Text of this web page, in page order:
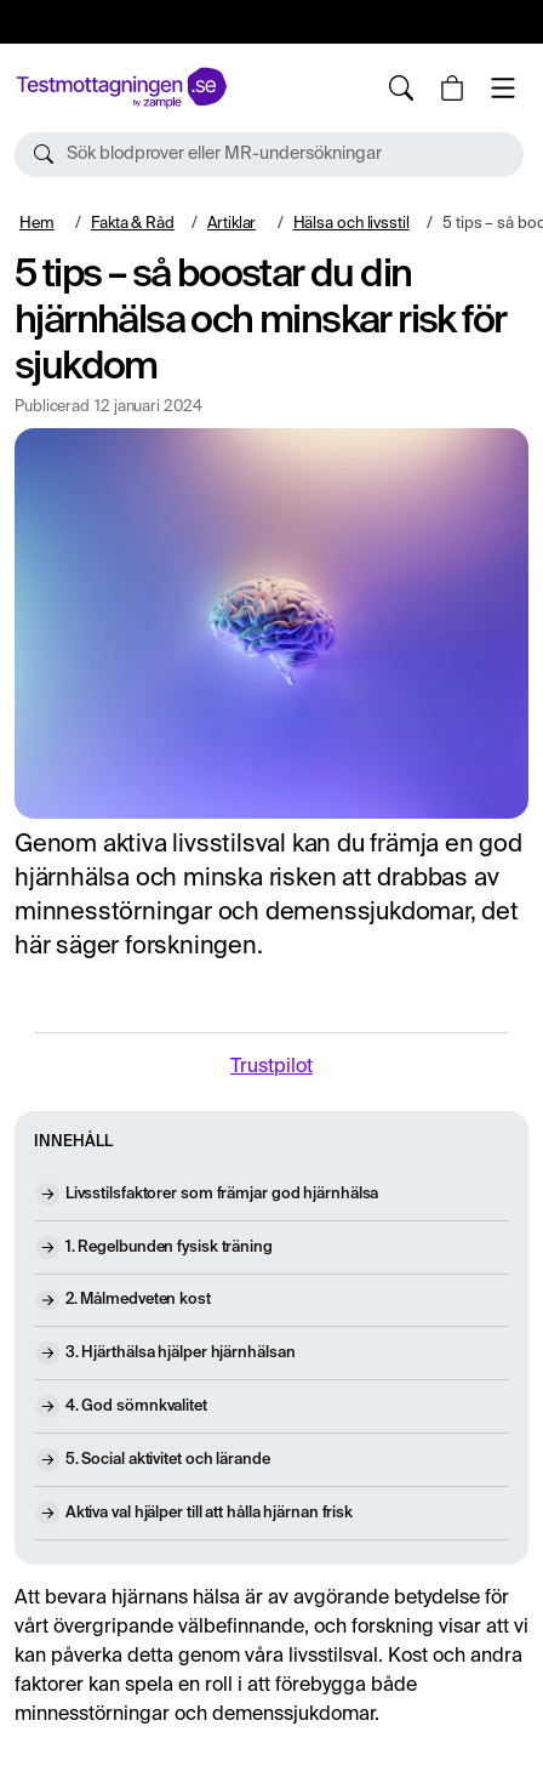
Sök blodprover eller MR-undersökningar
Hem Fakta & Råd Artiklar Hälsa och livsstil 5 tips – så boostar du
5 tips – så boostar du din
hjärnhälsa och minskar risk för
sjukdom
Publicerad 12 januari 2024
Genom aktiva livsstilsval kan du främja en god
hjärnhälsa och minska risken att drabbas av
minnesstörningar och demenssjukdomar, det
här säger forskningen.
Trustpilot
INNEHÅLL
Livsstilsfaktorer som främjar god hjärnhälsa
1. Regelbunden fysisk träning
2. Målmedveten kost
3. Hjärthälsa hjälper hjärnhälsan
4. God sömnkvalitet
5. Social aktivitet och lärande
Aktiva val hjälper till att hålla hjärnan frisk
Att bevara hjärnans hälsa är av avgörande betydelse för
vårt övergripande välbefinnande, och forskning visar att vi
kan påverka detta genom våra livsstilsval. Kost och andra
faktorer kan spela en roll i att förebygga både
minnesstörningar och demenssjukdomar.